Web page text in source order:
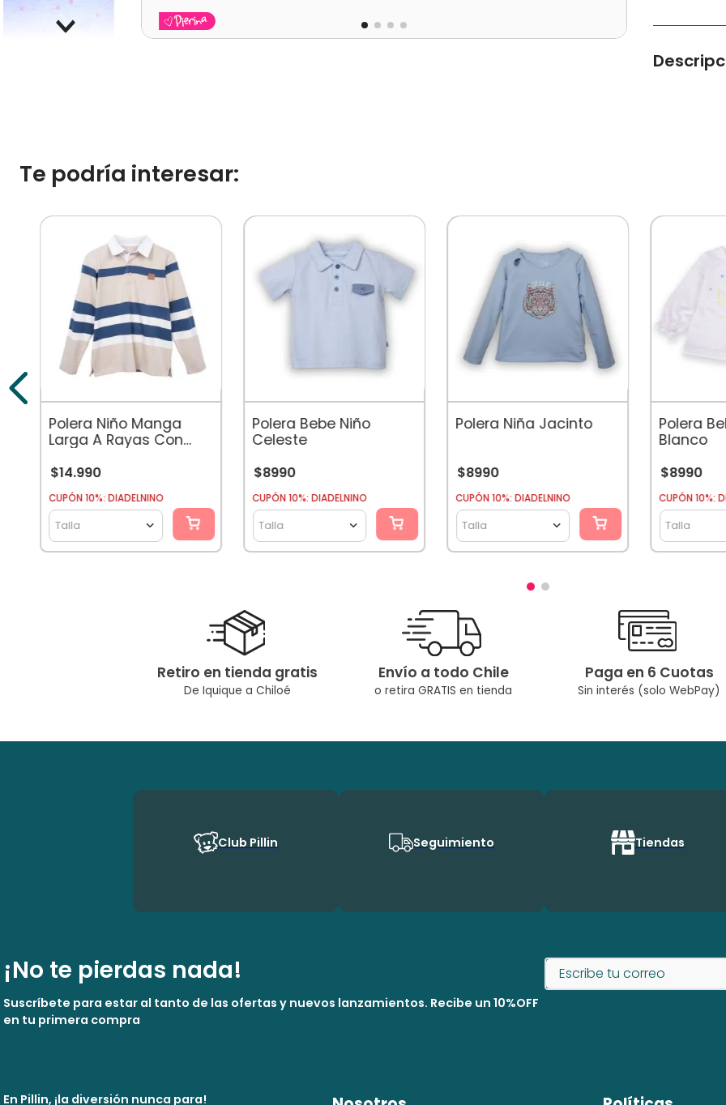
Por
Diseñado
Chilena
A Muchas
Niños!
Te podría interesar:
Polera Niño Manga
Larga A Rayas Con
$14.990
CUPÓN 10%: DIADELNINO
Talla
Polera Bebe Niño
Celeste
$8990
CUPÓN 10%: DIADELNINO
Talla
Polera Niña Jacinto
$8990
CUPÓN 10%: DIADELNINO
Talla
Polera
Blanco
$8990
CUPÓN 10%:
Talla
Retiro en tienda gratis
De Iquique a Chiloé
Envío a todo Chile
o retira GRATIS en tienda
Paga en 6 Cuotas
Sin interés (solo WebPay)
Club Pillin Seguimiento Tiendas
¡No te pierdas nada!
Suscríbete para estar al tanto de las ofertas y nuevos lanzamientos. Recibe un 10%OFF
en tu primera compra
En Pillin, ¡la diversión nunca para!